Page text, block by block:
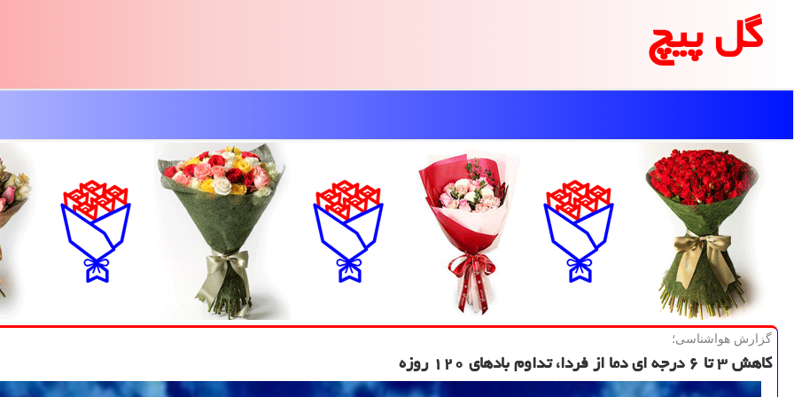
گل پیچ
گزارش هواشناسی؛
كاهش ۳ تا ۶ درجه ای دما از فردا، تداوم بادهای ۱۲۰ روزه